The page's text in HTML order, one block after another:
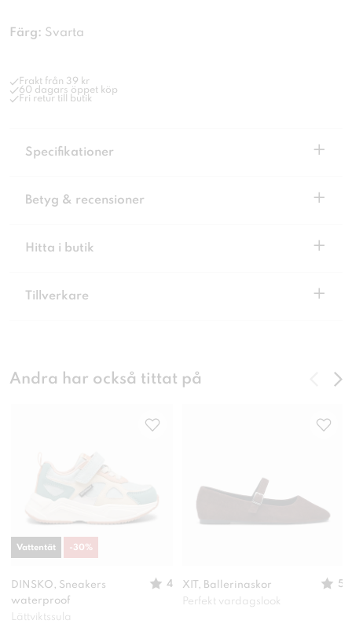
Färg: Svarta
Frakt från 39 kr
60 dagars öppet köp
Fri retur till butik
Specifikationer +
Betyg & recensioner +
Hitta i butik +
Tillverkare +
Andra har också tittat på
DINSKO, Sneakers
waterproof
4
Lättviktssula
Vattentät -30%
XIT, Ballerinaskor
5
Perfekt vardagslook